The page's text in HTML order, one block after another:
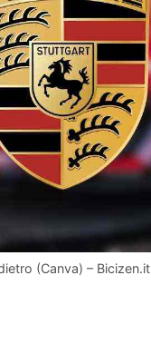
(Canva) – Bicizen.it